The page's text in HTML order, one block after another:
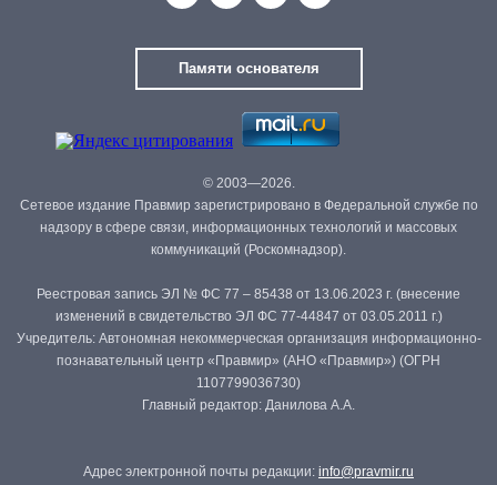
Памяти основателя
© 2003—2026.
Сетевое издание Правмир зарегистрировано в Федеральной службе по
надзору в сфере связи, информационных технологий и массовых
коммуникаций (Роскомнадзор).
Реестровая запись ЭЛ № ФС 77 – 85438 от 13.06.2023 г. (внесение
изменений в свидетельство ЭЛ ФС 77-44847 от 03.05.2011 г.)
Учредитель: Автономная некоммерческая организация информационно-
познавательный центр «Правмир» (АНО «Правмир») (ОГРН
1107799036730)
Главный редактор: Данилова А.А.
Адрес электронной почты редакции: info@pravmir.ru